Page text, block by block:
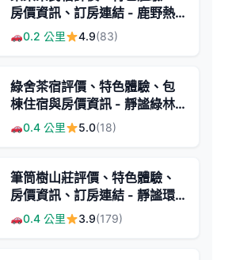
房價資訊、訂房連結 - 鹿野熱
氣球親子包棟首選
0.2 公里 4.9(83)
綠舍茶宿評價、特色體驗、包
棟住宿與房價資訊 - 靜謐綠林
中的溫馨小木屋
0.4 公里 5.0(18)
筆筒樹山莊評價、特色體驗、
房價資訊、訂房連結 - 靜謐環
境與熱氣球近鄰
0.4 公里 3.9(179)